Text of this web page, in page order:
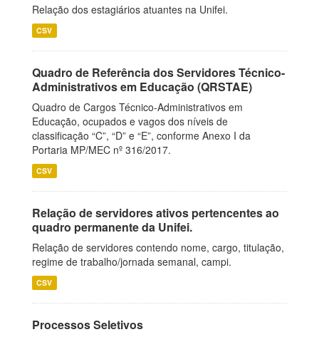
Relação dos estagiários atuantes na Unifei.
CSV
Quadro de Referência dos Servidores Técnico-
Administrativos em Educação (QRSTAE)
Quadro de Cargos Técnico-Administrativos em
Educação, ocupados e vagos dos níveis de
classificação “C”, “D” e “E”, conforme Anexo I da
Portaria MP/MEC nº 316/2017.
CSV
Relação de servidores ativos pertencentes ao
quadro permanente da Unifei.
Relação de servidores contendo nome, cargo, titulação,
regime de trabalho/jornada semanal, campi.
CSV
Processos Seletivos